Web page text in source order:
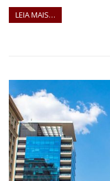
LEIA MAIS…